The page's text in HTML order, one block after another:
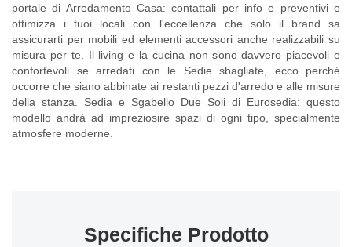
portale di Arredamento Casa: contattali per info e preventivi e
ottimizza i tuoi locali con l'eccellenza che solo il brand sa
assicurarti per mobili ed elementi accessori anche realizzabili su
misura per te. Il living e la cucina non sono davvero piacevoli e
confortevoli se arredati con le Sedie sbagliate, ecco perché
occorre che siano abbinate ai restanti pezzi d'arredo e alle misure
della stanza. Sedia e Sgabello Due Soli di Eurosedia: questo
modello andrà ad impreziosire spazi di ogni tipo, specialmente
atmosfere moderne.
Specifiche Prodotto